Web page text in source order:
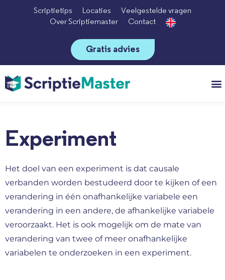
Scriptietips Locaties
Veelgestelde vragen
Over Scriptiemaster
Contact
Gratis advies
Experiment
Het doel van een experiment is dat causale
verbanden worden bestudeerd door te kijken of een
verandering in één onafhankelijke variabele een
verandering in een andere, de afhankelijke variabele
veroorzaakt. Het is ook mogelijk om de mate van
verandering van twee of meer onafhankelijke
variabelen te onderzoeken in een experiment.